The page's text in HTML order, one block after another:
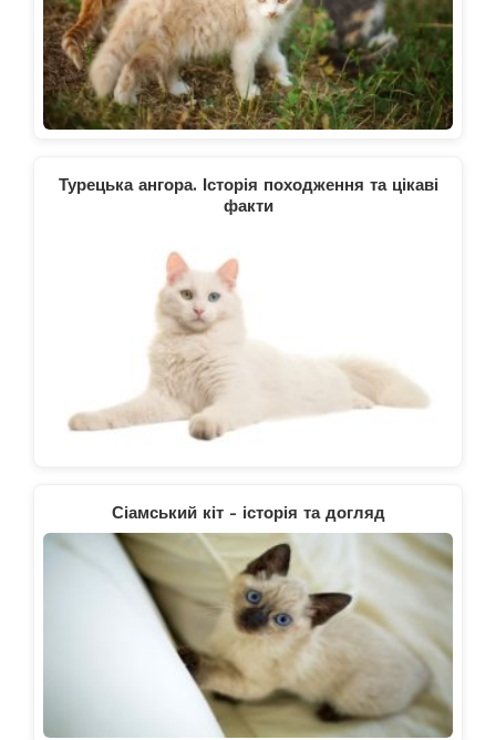
Турецька ангора. Історія походження та цікаві
факти
Сіамський кіт - історія та догляд